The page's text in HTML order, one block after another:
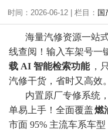
时间：2026-06-12 | 栏目： 国
海量汽修资源一站
线查阅！输入车架号一
载 AI 智能检索功能 ，
汽修干货，省时又高效。
内置原厂专修系统
单易上手！全面覆盖燃
市面 95% 主流车系车型